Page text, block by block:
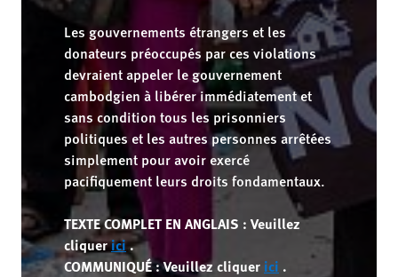
Les gouvernements étrangers et les
donateurs préoccupés par ces violations
devraient appeler le gouvernement
cambodgien à libérer immédiatement et
sans condition tous les prisonniers
politiques et les autres personnes arrêtées
simplement pour avoir exercé
pacifiquement leurs droits fondamentaux.
TEXTE COMPLET EN ANGLAIS : Veuillez
cliquerici.
COMMUNIQUÉ : Veuillez cliquer ici .